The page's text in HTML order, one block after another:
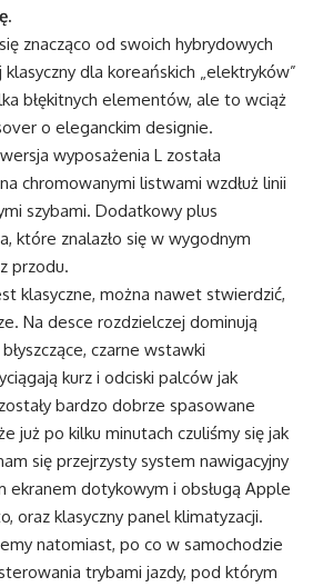
znacząco od swoich hybrydowych
dla koreańskich „elektryków”
błękitnych elementów, ale to wciąż
o eleganckim designie.
wyposażenia L została
chromowanymi listwami wzdłuż linii
szybami. Dodatkowy plus
które znalazło się w wygodnym
przodu.
klasyczne, można nawet stwierdzić,
Na desce rozdzielczej dominują
czarne wstawki
kurz i odciski palców jak
bardzo dobrze spasowane
już po kilku minutach czuliśmy się jak
się przejrzysty system nawigacyjny
ekranem dotykowym i obsługą Apple
oraz klasyczny panel klimatyzacji.
natomiast, po co w samochodzie
trybami jazdy, pod którym